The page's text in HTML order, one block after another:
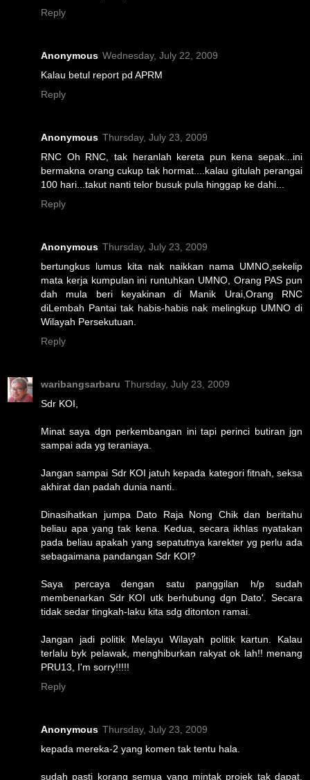
Reply
Anonymous Wednesday, July 22, 2009
Kalau betul report pd APRM
Reply
Anonymous Thursday, July 23, 2009
RNC Oh RNC, tak heranlah kereta pun kena sepak...ini
bermakna orang cukup tak hormat....kalau gitulah perangai
100 hari...takut nanti telor busuk pula hinggap ke dahi...
Reply
Anonymous Thursday, July 23, 2009
bertungkus lumus kita nak naikkan nama UMNO,sekelip
mata kerja kumpulan ini runtuhkan UMNO, Orang PAS pun
dah mula beri keyakinan di Manik Urai,Orang RNC
diLembah Pantai tak habis-habis nak melingkup UMNO di
Wilayah Persekutuan.
Reply
waribangsarbaru Thursday, July 23, 2009
Sdr KOI,
Minat saya dgn perkembangan ini tapi perinci butiran jgn
sampai ada yg teraniaya.
Jangan sampai Sdr KOI jatuh kepada kategori fitnah, seksa
akhirat dan padah dunia nanti.
Dinasihatkan jumpa Dato Raja Nong Chik dan beritahu
beliau apa yang tak kena. Kedua, secara ikhlas nyatakan
pada beliau apakah yang sepatutnya karekter yg perlu ada
sebagaimana pandangan Sdr KOI?
Saya percaya dengan satu panggilan h/p sudah
membenarkan Sdr KOI utk berhubung dgn Dato'. Secara
tidak sedar tingkah-laku kita sdg ditonton ramai.
Jangan jadi politik Melayu Wilayah politik kartun. Kalau
terlalu byk pelawak, menghiburkan rakyat ok lah!! menang
PRU13, I'm sorry!!!!!
Reply
Anonymous Thursday, July 23, 2009
kepada mereka-2 yang komen tak tentu hala.
sudah pasti korang semua yang mintak projek tak dapat.